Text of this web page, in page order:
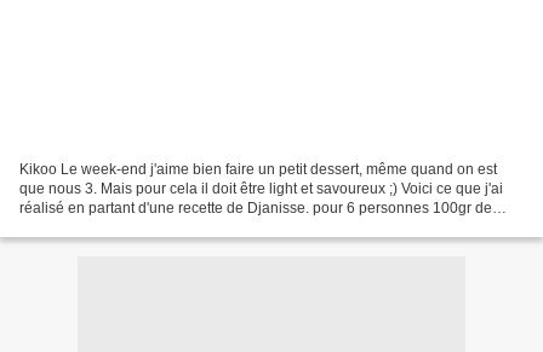
Kikoo Le week-end j'aime bien faire un petit dessert, même quand on est
que nous 3. Mais pour cela il doit être light et savoureux ;) Voici ce que j'ai
réalisé en partant d'une recette de Djanisse. pour 6 personnes 100gr de